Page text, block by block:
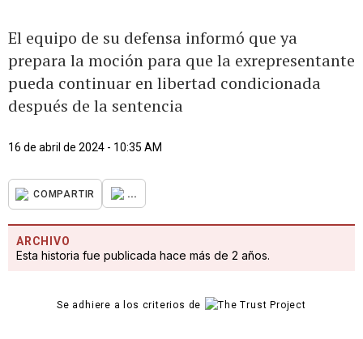
El equipo de su defensa informó que ya
prepara la moción para que la exrepresentante
pueda continuar en libertad condicionada
después de la sentencia
16 de abril de 2024 - 10:35 AM
COMPARTIR ...
ARCHIVO
Esta historia fue publicada hace más de 2 años.
Se adhiere a los criterios de